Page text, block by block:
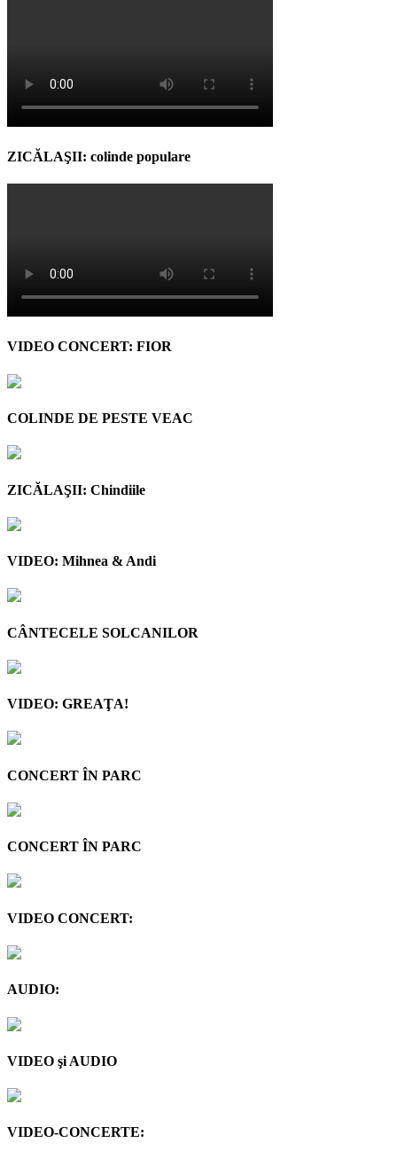
ZICĂLAŞII: colinde populare
VIDEO CONCERT: FIOR
COLINDE DE PESTE VEAC
ZICĂLAŞII: Chindiile
VIDEO: Mihnea & Andi
CÂNTECELE SOLCANILOR
VIDEO: GREAŢA!
CONCERT ÎN PARC
CONCERT ÎN PARC
VIDEO CONCERT:
AUDIO:
VIDEO şi AUDIO
VIDEO-CONCERTE: